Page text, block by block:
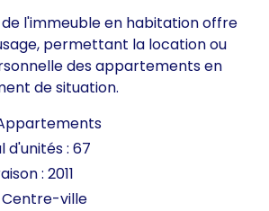
l'immeuble en habitation offre
permettant la location ou
des appartements en
de situation.
: 67
: 2011
Centre-ville